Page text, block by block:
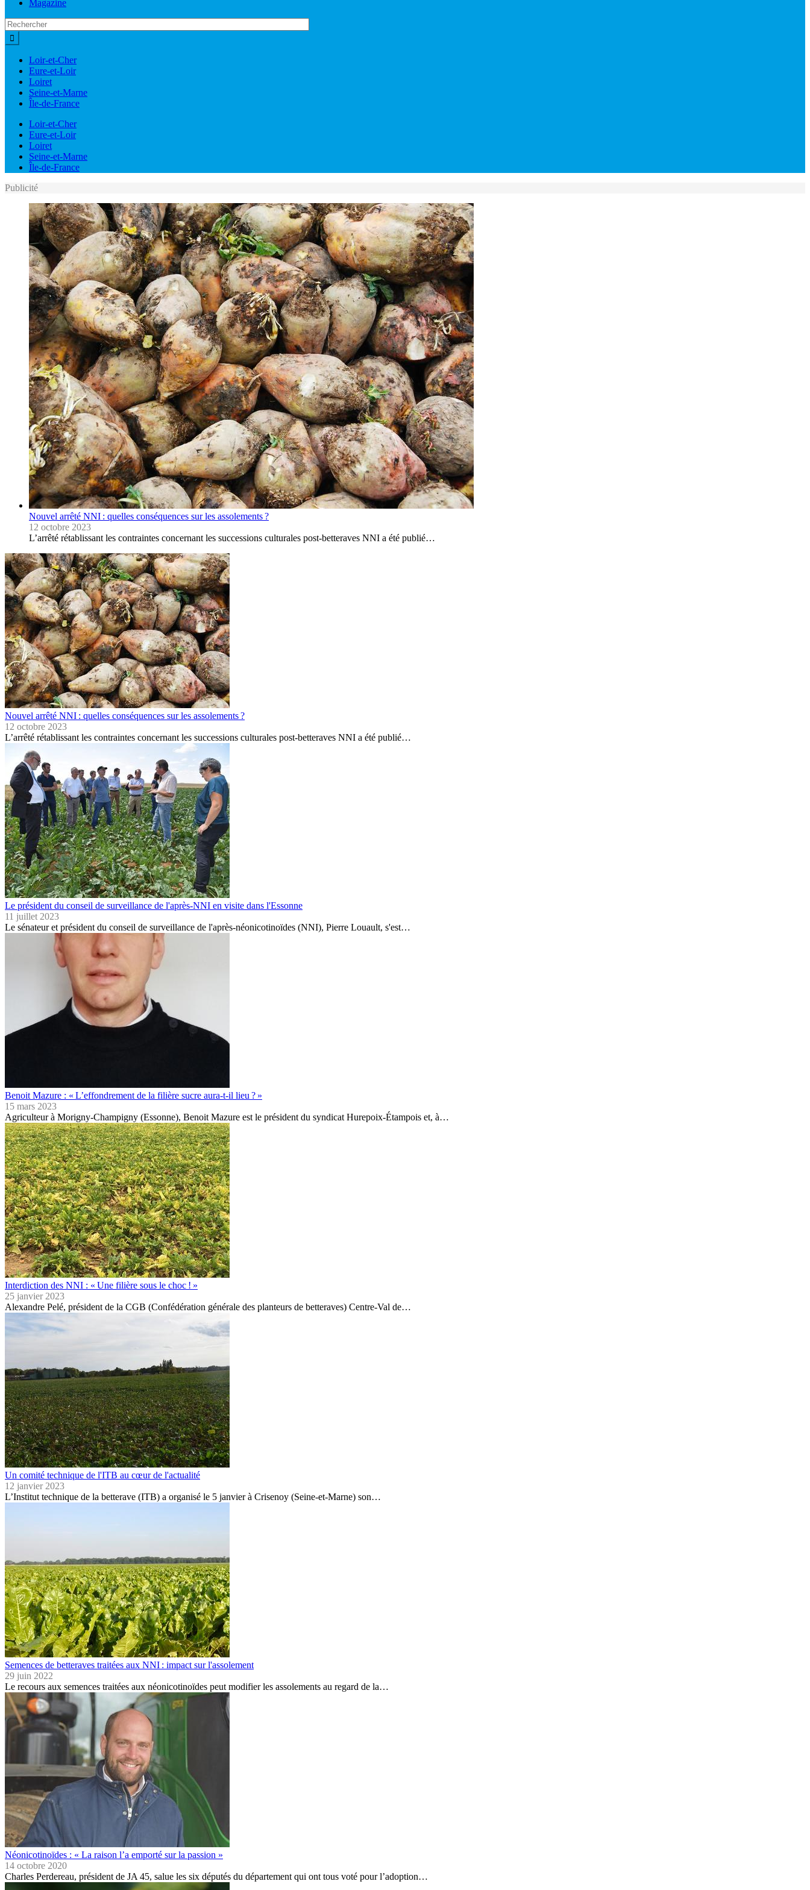
Magazine
Loir-et-Cher
Eure-et-Loir
Loiret
Seine-et-Marne
Île-de-France
Loir-et-Cher
Eure-et-Loir
Loiret
Seine-et-Marne
Île-de-France
Publicité
Nouvel arrêté NNI : quelles conséquences sur les assolements ?
12 octobre 2023
L’arrêté rétablissant les contraintes concernant les successions culturales post-betteraves NNI a été publié…
Nouvel arrêté NNI : quelles conséquences sur les assolements ?
12 octobre 2023
L’arrêté rétablissant les contraintes concernant les successions culturales post-betteraves NNI a été publié…
Le président du conseil de surveillance de l'après-NNI en visite dans l'Essonne
11 juillet 2023
Le sénateur et président du conseil de surveillance de l'après-néonicotinoïdes (NNI), Pierre Louault, s'est…
Benoit Mazure : « L’effondrement de la filière sucre aura-t-il lieu ? »
15 mars 2023
Agriculteur à Morigny-Champigny (Essonne), Benoit Mazure est le président du syndicat Hurepoix-Étampois et, à…
Interdiction des NNI : « Une filière sous le choc ! »
25 janvier 2023
Alexandre Pelé, président de la CGB (Confédération générale des planteurs de betteraves) Centre-Val de…
Un comité technique de l'ITB au cœur de l'actualité
12 janvier 2023
L’Institut technique de la betterave (ITB) a organisé le 5 janvier à Crisenoy (Seine-et-Marne) son…
Semences de betteraves traitées aux NNI : impact sur l'assolement
29 juin 2022
Le recours aux semences traitées aux néonicotinoïdes peut modifier les assolements au regard de la…
Néonicotinoïdes : « La raison l’a emporté sur la passion »
14 octobre 2020
Charles Perdereau, président de JA 45, salue les six députés du département qui ont tous voté pour l’adoption…